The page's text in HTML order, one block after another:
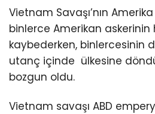
Vietnam Savaşı’nın
binlerce Amerikan askerinin
kaybederken, binlercesinin
utanç içinde ülkesine
bozgun oldu.
Vietnam savaşı ABD